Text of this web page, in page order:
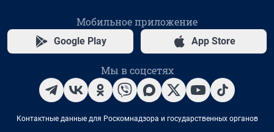
Мобильное приложение
Google Play App Store
Мы в соцсетях
Контактные данные для Роскомнадзора и государственных органов